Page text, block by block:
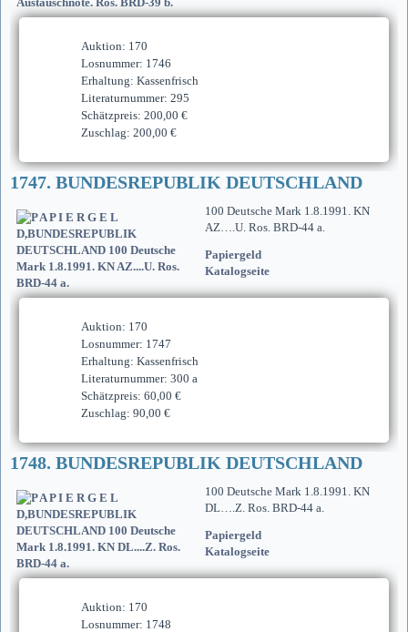
Auktion: 170
Losnummer: 1746
Erhaltung: Kassenfrisch
Literaturnummer: 295
Schätzpreis: 200,00 €
Zuschlag: 200,00 €
1747. BUNDESREPUBLIK DEUTSCHLAND
100 Deutsche Mark 1.8.1991. KN
AZ….U. Ros. BRD-44 a.
Papiergeld
Katalogseite
Auktion: 170
Losnummer: 1747
Erhaltung: Kassenfrisch
Literaturnummer: 300 a
Schätzpreis: 60,00 €
Zuschlag: 90,00 €
1748. BUNDESREPUBLIK DEUTSCHLAND
100 Deutsche Mark 1.8.1991. KN
DL….Z. Ros. BRD-44 a.
Papiergeld
Katalogseite
Auktion: 170
Losnummer: 1748